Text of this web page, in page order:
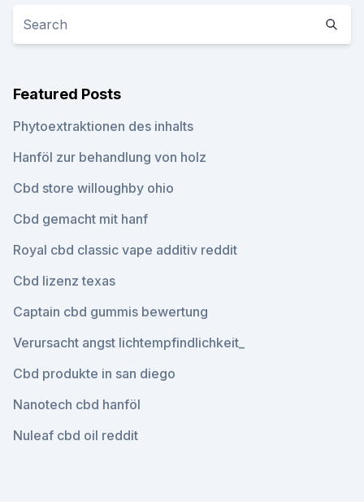
Featured Posts
Phytoextraktionen des inhalts
Hanföl zur behandlung von holz
Cbd store willoughby ohio
Cbd gemacht mit hanf
Royal cbd classic vape additiv reddit
Cbd lizenz texas
Captain cbd gummis bewertung
Verursacht angst lichtempfindlichkeit_
Cbd produkte in san diego
Nanotech cbd hanföl
Nuleaf cbd oil reddit